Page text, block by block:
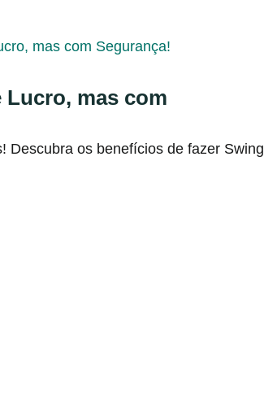
mas com
Descubra os benefícios de fazer Swing